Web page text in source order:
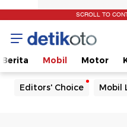
SCROLL TO
Berita Mobil Motor
Editors' Choice Mobil